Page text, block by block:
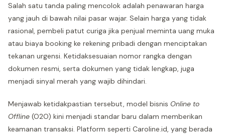
Salah satu tanda paling mencolok adalah penawaran harga
yang jauh di bawah nilai pasar wajar. Selain harga yang tidak
rasional, pembeli patut curiga jika penjual meminta uang muka
atau biaya booking ke rekening pribadi dengan menciptakan
tekanan urgensi. Ketidaksesuaian nomor rangka dengan
dokumen resmi, serta dokumen yang tidak lengkap, juga
menjadi sinyal merah yang wajib dihindari.
Menjawab ketidakpastian tersebut, model bisnis Online to
Offline (O2O) kini menjadi standar baru dalam memberikan
keamanan transaksi. Platform seperti Caroline.id, yang berada